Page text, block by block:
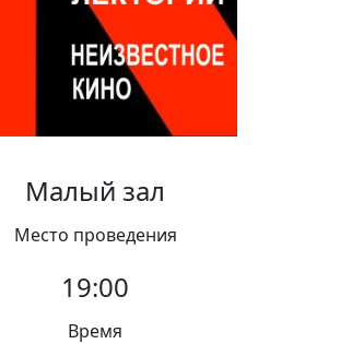
Малый зал
Место проведения
19:00
Время